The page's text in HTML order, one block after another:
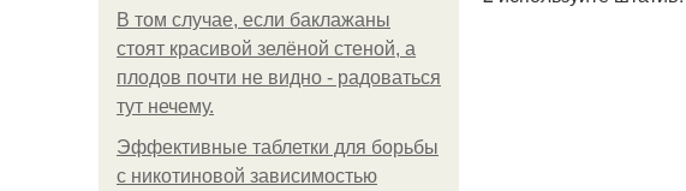
В том случае, если баклажаны
стоят красивой зелёной стеной, а
плодов почти не видно - радоваться
тут нечему.
Эффективные таблетки для борьбы
с никотиновой зависимостью